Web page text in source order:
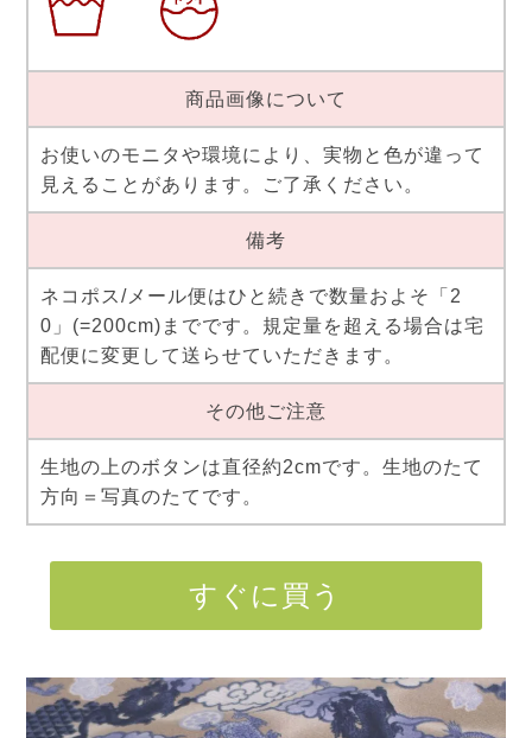
商品画像について
お使いのモニタや環境により、実物と色が違って
見えることがあります。ご了承ください。
備考
ネコポス/メール便はひと続きで数量およそ「2
0」(=200cm)までです。規定量を超える場合は宅
配便に変更して送らせていただきます。
その他ご注意
生地の上のボタンは直径約2cmです。生地のたて
方向＝写真のたてです。
すぐに買う